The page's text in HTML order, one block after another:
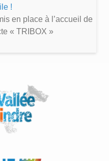
!
en place à l’accueil de
« TRIBOX »